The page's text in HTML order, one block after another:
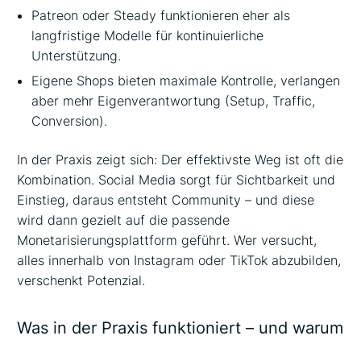
Patreon oder Steady funktionieren eher als
langfristige Modelle für kontinuierliche
Unterstützung.
Eigene Shops bieten maximale Kontrolle, verlangen
aber mehr Eigenverantwortung (Setup, Traffic,
Conversion).
In der Praxis zeigt sich: Der effektivste Weg ist oft die
Kombination. Social Media sorgt für Sichtbarkeit und
Einstieg, daraus entsteht Community – und diese
wird dann gezielt auf die passende
Monetarisierungsplattform geführt. Wer versucht,
alles innerhalb von Instagram oder TikTok abzubilden,
verschenkt Potenzial.
Was in der Praxis funktioniert – und warum